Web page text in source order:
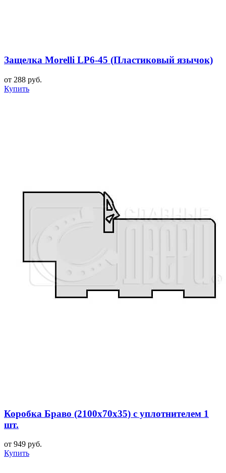
Защелка Morelli LP6-45 (Пластиковый язычок)
от 288 руб.
Купить
Коробка Браво (2100x70x35) с уплотнителем 1
шт.
от 949 руб.
Купить